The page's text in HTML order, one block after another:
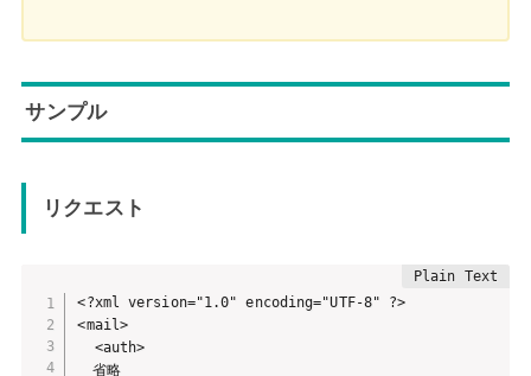
サンプル
リクエスト
<?xml version="1.0" encoding="UTF-8" ?>
<mail>
  <auth>
省略